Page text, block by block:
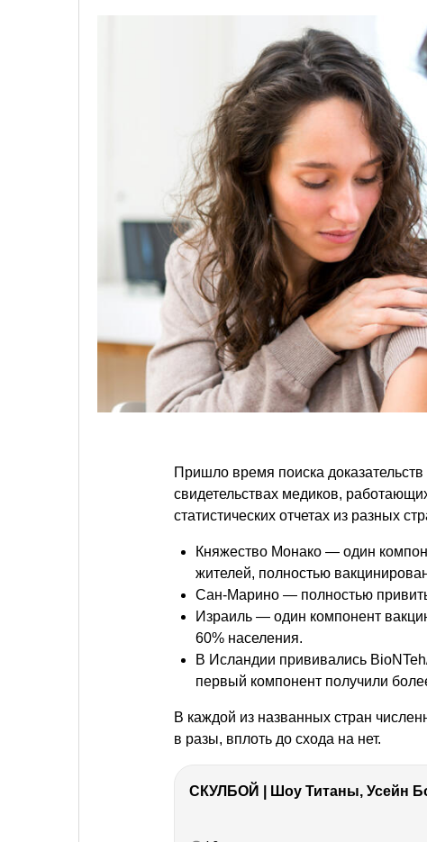
Пришло время поиска
свидетельствах медиков,
статистических отчетах из разных
Княжество Монако — один
жителей, полностью
Сан-Марино — полностью
Израиль — один компонент
60% населения.
В Исландии прививались
первый компонент получили
В каждой из названных стран
в разы, вплоть до схода на нет.
СКУЛБОЙ | Шоу Титаны, Усейн